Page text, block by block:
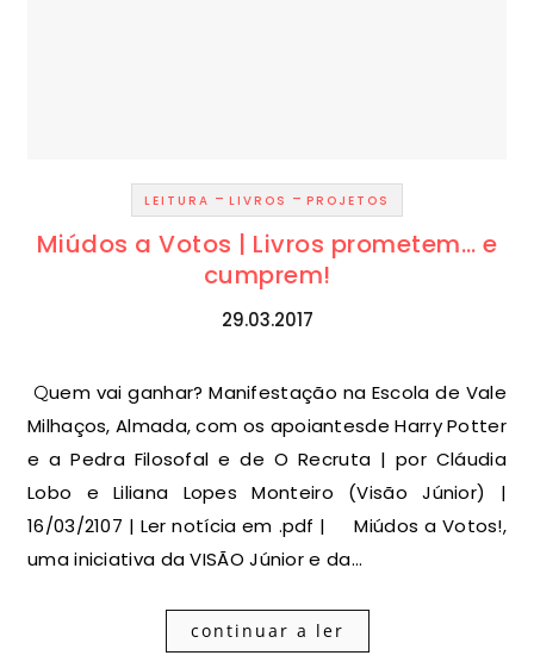
LEITURA - LIVROS - PROJETOS
Miúdos a Votos | Livros prometem… e
cumprem!
29.03.2017
Quem vai ganhar? Manifestação na Escola de Vale
Milhaços, Almada, com os apoiantesde Harry Potter
e a Pedra Filosofal e de O Recruta | por Cláudia
Lobo e Liliana Lopes Monteiro (Visão Júnior) |
16/03/2107 | Ler notícia em .pdf | Miúdos a Votos!,
uma iniciativa da VISÃO Júnior e da…
continuar a ler